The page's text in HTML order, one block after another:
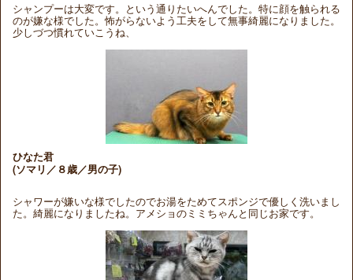
シャンプーは大変です。という通りたいへんでした。特に顔を触られる
のが嫌な様でした。怖がらないよう工夫をして無事綺麗になりました。
少しづつ慣れていこうね、
ひなた君
(ソマリ／８歳／男の子)
シャワーが嫌いな様でしたのでお湯をためてスポンジで優しく洗いまし
た。綺麗になりましたね。アメショのミミちゃんと同じお家です。